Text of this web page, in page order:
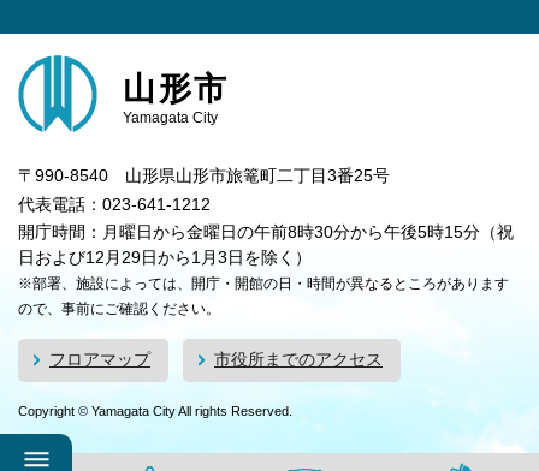
山形市
Yamagata City
〒990-8540 山形県山形市旅篭町二丁目3番25号
代表電話：023-641-1212
開庁時間：月曜日から金曜日の午前8時30分から午後5時15分（祝
日および12月29日から1月3日を除く）
※部署、施設によっては、開庁・開館の日・時間が異なるところがあります
ので、事前にご確認ください。
フロアマップ 市役所までのアクセス
Copyright © Yamagata City All rights Reserved.